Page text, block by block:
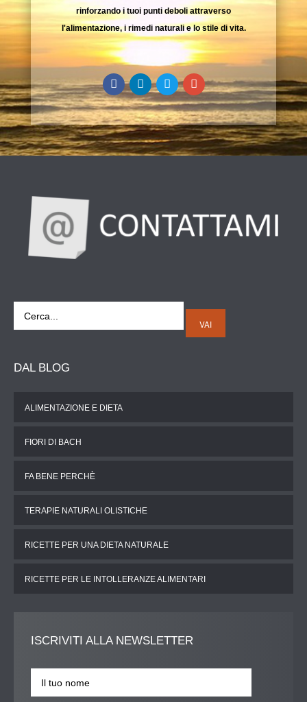
rinforzando i tuoi punti deboli attraverso
l'alimentazione, i rimedi naturali e lo stile di vita.
VAI
DAL BLOG
ALIMENTAZIONE E DIETA
FIORI DI BACH
FA BENE PERCHÈ
TERAPIE NATURALI OLISTICHE
RICETTE PER UNA DIETA NATURALE
RICETTE PER LE INTOLLERANZE ALIMENTARI
ISCRIVITI ALLA NEWSLETTER